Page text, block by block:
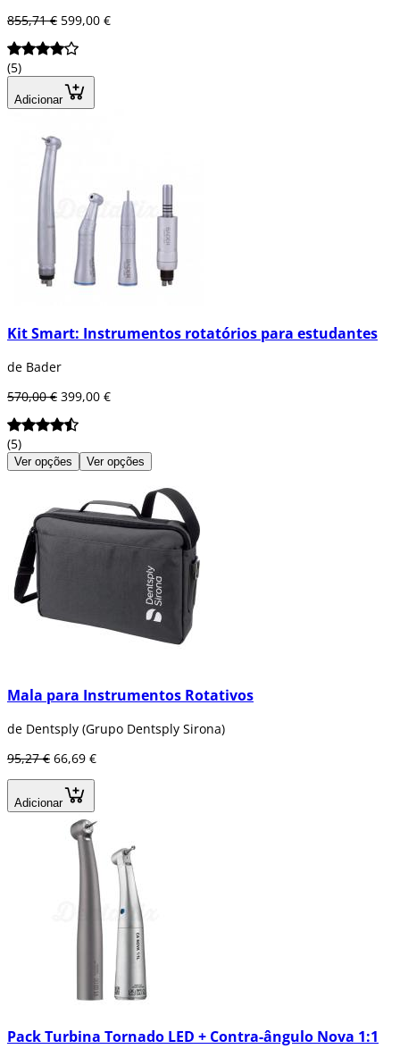
855,71 € 599,00 €
(5)
Adicionar
Kit Smart: Instrumentos rotatórios para estudantes
de Bader
570,00 € 399,00 €
(5)
Ver opções Ver opções
Mala para Instrumentos Rotativos
de Dentsply (Grupo Dentsply Sirona)
95,27 € 66,69 €
Adicionar
Pack Turbina Tornado LED + Contra-ângulo Nova 1:1